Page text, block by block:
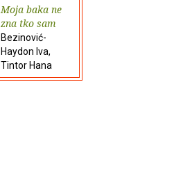
Moja baka ne
zna tko sam
Bezinović-
Haydon Iva,
Tintor Hana